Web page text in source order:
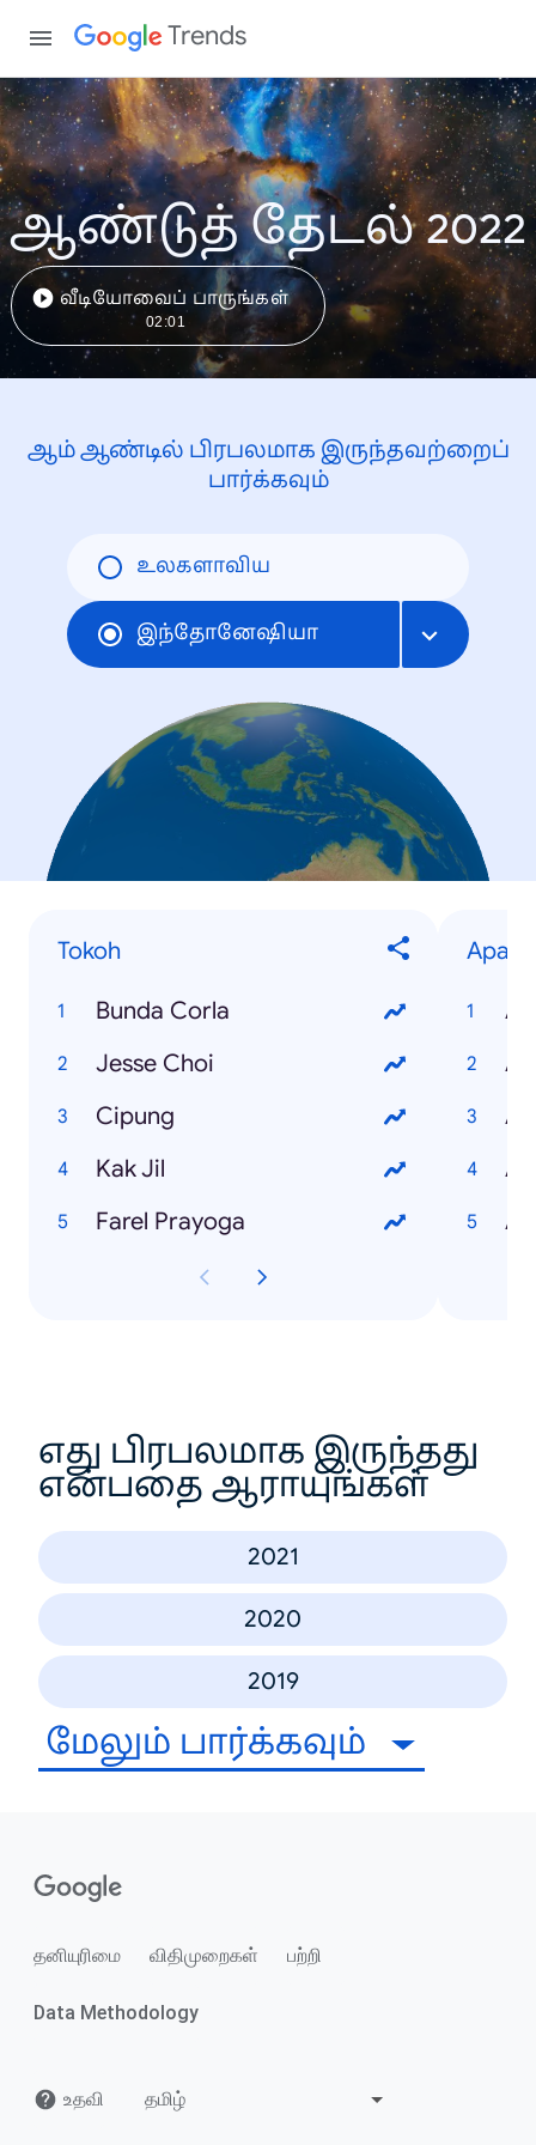
Trends
ஆண்டுத் தேடல் 2022
வீடியோவைப் பாருங்கள்
02:01
ஆம் ஆண்டில் பிரபலமாக இருந்தவற்றைப்
பார்க்கவும்
உலகளாவிய
இந்தோனேஷியா
Tokoh
Bunda Corla
Jesse Choi
Cipung
Kak Jil
Farel Prayoga
Apa
எது பிரபலமாக இருந்தது
என்பதை ஆராயுங்கள்
2021
2020
2019
மேலும் பார்க்கவும்
தனியுரிமை விதிமுறைகள் பற்றி
Data Methodology
உதவி